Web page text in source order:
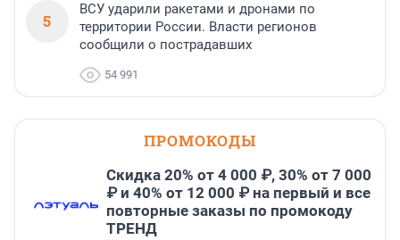
5
ВСУ ударили ракетами и дронами по
территории России. Власти регионов
сообщили о пострадавших
54 991
ПРОМОКОДЫ
Скидка 20% от 4 000 ₽, 30% от 7 000
₽ и 40% от 12 000 ₽ на первый и все
повторные заказы по промокоду
ТРЕНД